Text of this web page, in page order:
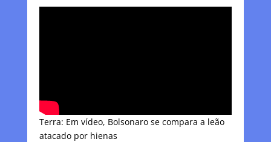
Terra: Em vídeo, Bolsonaro se compara a leão
atacado por hienas